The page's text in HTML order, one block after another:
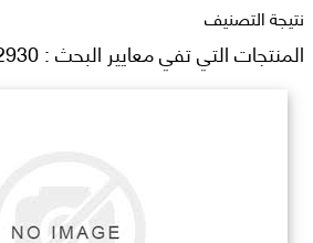
نتيجة التصنيف
المنتجات التي تفي معايير البحث : 23542930